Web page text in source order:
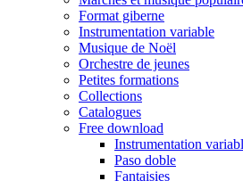
Format giberne
Instrumentation variable
Musique de Noël
Orchestre de jeunes
Petites formations
Collections
Catalogues
Free download
Instrumentation
Paso doble
Fantaisies